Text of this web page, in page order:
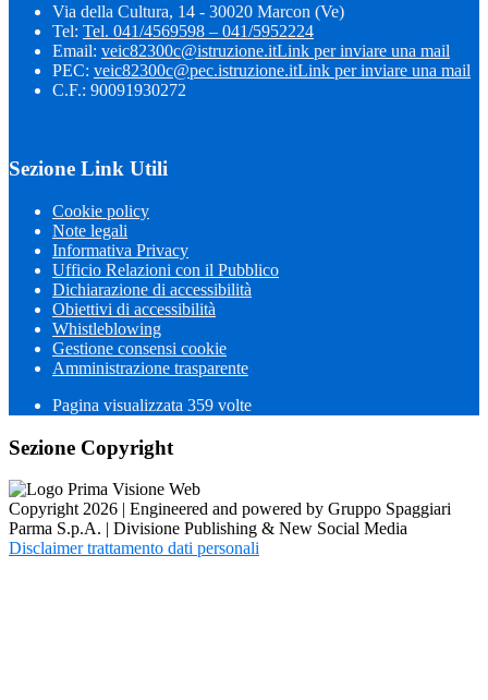
Via della Cultura, 14 - 30020 Marcon (Ve)
Tel: Tel. 041/4569598 – 041/5952224
Email: veic82300c@istruzione.itLink per inviare una mail
PEC: veic82300c@pec.istruzione.itLink per inviare una mail
C.F.: 90091930272
Sezione Link Utili
Cookie policy
Note legali
Informativa Privacy
Ufficio Relazioni con il Pubblico
Dichiarazione di accessibilità
Obiettivi di accessibilità
Whistleblowing
Gestione consensi cookie
Amministrazione trasparente
Pagina visualizzata 359 volte
Sezione Copyright
Copyright 2026 | Engineered and powered by Gruppo Spaggiari
Parma S.p.A. | Divisione Publishing & New Social Media
Disclaimer trattamento dati personali